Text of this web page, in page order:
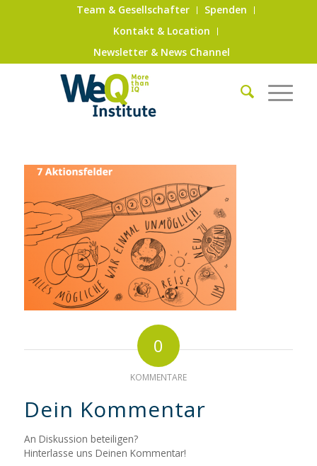
Team & Gesellschafter
Spenden
Kontakt & Location
Newsletter & News Channel
0
KOMMENTARE
Dein Kommentar
An Diskussion beteiligen?
Hinterlasse uns Deinen Kommentar!